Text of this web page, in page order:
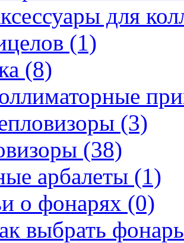
для
(1)
(8)
(3)
(38)
арбалеты (1)
о фонарях (0)
выбрать